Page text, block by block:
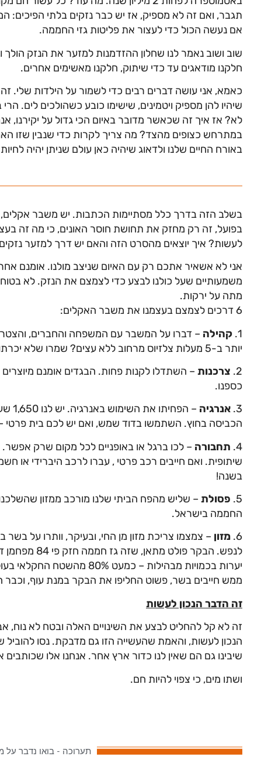
תגבר, ואם זה לא מספיק, אז יש כבר נזקים בלתי הפיכים:
אם נעשה הכול כדי לעצור את פליטות גזי החממה.
שוב ושוב נאמר לנו שחלון ההזדמנות למזער את הנזק הולך
חלקנו מודאגים עד כדי שיתוק, חלקנו מאשימים אחרים.
כאמא, אני עושה דברים רבים כדי לשמור על הילדות שלי.
שיהיו להן מספיק ויטמינים, שישימו כובע כשהולכים לים.
לא? אז איך זה שכאשר מדובר באיום הכי גדול על יקירנו,
במתרחש כצופים מהצד? מה צריך לקרות כדי שנבין שזו
באורח החיים שלנו ולדאוג שיהיה כאן עולם שניתן יהיה
בשלב הזה בדרך כלל מסתיימות הכתבות. יש משבר אקלים,
בפועל, זה רק מחזק את תחושת חוסר האונים, כי מה זה
לעשות? איך יוצאים מהסרט הזה והאם יש דרך למזער
אני לא אשאיר אתכם רק עם האיום שניצב מולנו. אומנם
משמעותיים שעל כולנו לבצע כדי לצמצם את הנזק. לא
מתה על ירקות.
6 דרכים לצמצם בעצמנו את משבר האקלים:
1. קהילה – דברו על המשבר עם המשפחה והחברים,
יותר ב-5 מעלות צלזיוס מרחוב ללא עצים? שמרו שלא יכרתו אותם.
2. צרכנות – השתדלו לקנות פחות. הבגדים אומנם
כספנו.
3. אנרגיה – הפחיתו את השימוש באנרגיה. יש לנו 1,650 שעות שמש בישראל, זה ל
הכביסה בחוץ. השתמשו בדוד שמש, ואם יש לכם בית פרטי –
4. תחבורה – לכו ברגל או באופניים לכל מקום שרק
בשנה!
5. פסולת – שליש מהפח הביתי שלנו מורכב ממזון שהשלכנו. אבדן
החממה בישראל.
6. מזון – צמצמו צריכת מזון מן החי, ובעיקר, וותרו על
לנפש. הבקר פולט מתאן, שזה גז חממה חזק פי 84 מפחמן דו-חמצני. בנוסף, לטובת
יערות בכמויות מבהילות – כמעט 80% מהשטח החקלאי בעולם מנוצל לטובת
ממש חייבים בשר, פשוט החליפו את הבקר במנת עוף, וכבר הפחתתם פי 10 את הנזק
זה הדבר הנכון לעשות
זה לא קל להחליט לבצע את השינויים האלה ובטח לא נוח,
הנכון לעשות, והאמת שהעשייה הזו גם מדבקת. נסו להוביל
שיבינו גם הם שאין לנו כדור ארץ אחר. אנחנו אלו
ושתו מים, כי צפוי להיות חם.
תערוכה - בואו נדבר